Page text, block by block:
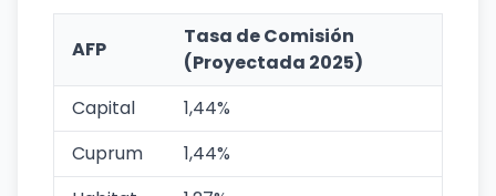
AFP
Tasa de Comisión
(Proyectada 2025)
Capital
1,44%
Cuprum
1,44%